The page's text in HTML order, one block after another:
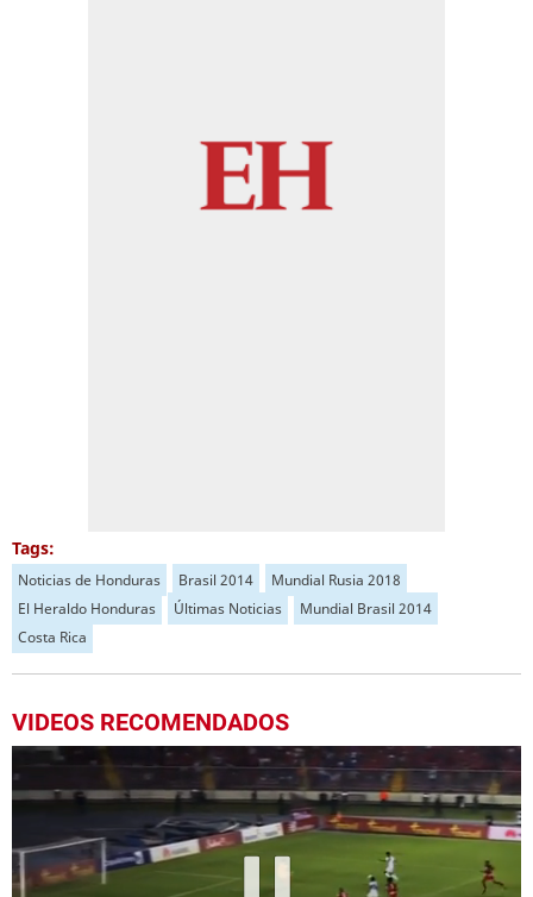
Tags:
Noticias de Honduras Brasil 2014
Mundial Rusia 2018
El Heraldo Honduras
Últimas Noticias
Mundial Brasil 2014
Costa Rica
VIDEOS RECOMENDADOS